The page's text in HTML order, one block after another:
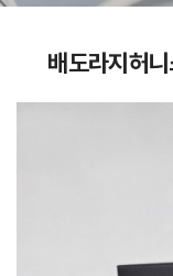
배도라지허